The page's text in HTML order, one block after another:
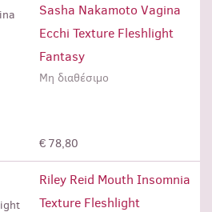
Sasha Nakamoto Vagina
Ecchi Texture Fleshlight
Fantasy
Μη διαθέσιμο
€ 78,80
Riley Reid Mouth Insomnia
Texture Fleshlight